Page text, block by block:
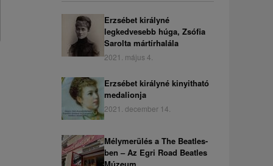
Erzsébet királyné
legkedvesebb húga, Zsófia
Sarolta mártírhalála
2021. május 4.
Erzsébet királyné kinyitható
medalionja
2021. december 14.
Mélymerülés a The Beatles-
ben – Az Egri Road Beatles